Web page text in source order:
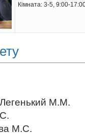
Кімната: 3-5, 9:00-
М.М.
М.С.